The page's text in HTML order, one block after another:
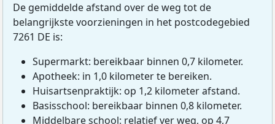
De gemiddelde afstand over de weg tot de
belangrijkste voorzieningen in het postcodegebied
7261 DE is:
Supermarkt: bereikbaar binnen 0,7 kilometer.
Apotheek: in 1,0 kilometer te bereiken.
Huisartsenpraktijk: op 1,2 kilometer afstand.
Basisschool: bereikbaar binnen 0,8 kilometer.
Middelbare school: relatief ver weg, op 4,7